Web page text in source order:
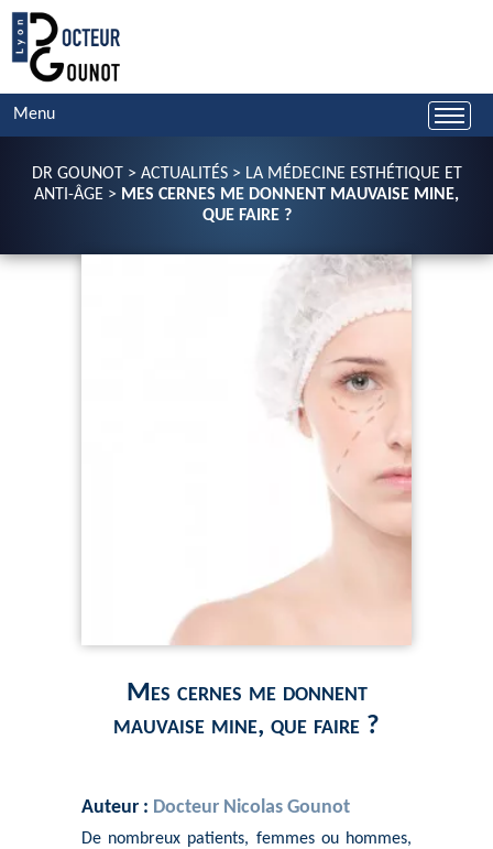
Menu
DR GOUNOT > ACTUALITÉS> LA MÉDECINE ESTHÉTIQUE ET
ANTI-ÂGE > MES CERNES ME DONNENT MAUVAISE MINE,
QUE FAIRE ?
Mes cernes me donnent
mauvaise mine, que faire ?
Auteur : Docteur Nicolas Gounot
De nombreux patients, femmes ou hommes,